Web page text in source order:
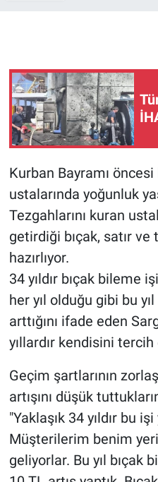
Kurban Bayramı
ustalarında yoğunluk
Tezgahlarını kuran
getirdiği bıçak, satır ve
hazırlıyor.
34 yıldır bıçak bileme
her yıl olduğu gibi bu
arttığını ifade eden
yıllardır kendisini
Geçim şartlarının
artışını düşük
"Yaklaşık 34 yıldır bu
Müşterilerim benim
geliyorlar. Bu yıl bıçak